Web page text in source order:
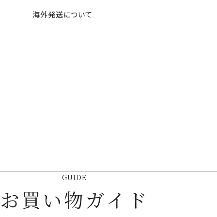
海外発送について
GUIDE
お買い物ガイド